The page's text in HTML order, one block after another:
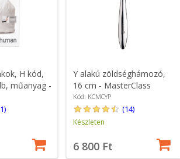
H kód,
műanyag -
Y alakú zöldséghámozó,
16 cm - MasterClass
Kód: KCMCYP
(14)
Készleten
6 800 Ft